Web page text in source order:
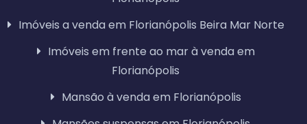
Imóveis a venda em Florianópolis Beira Mar Norte
Imóveis em frente ao mar à venda em
Florianópolis
Mansão à venda em Florianópolis